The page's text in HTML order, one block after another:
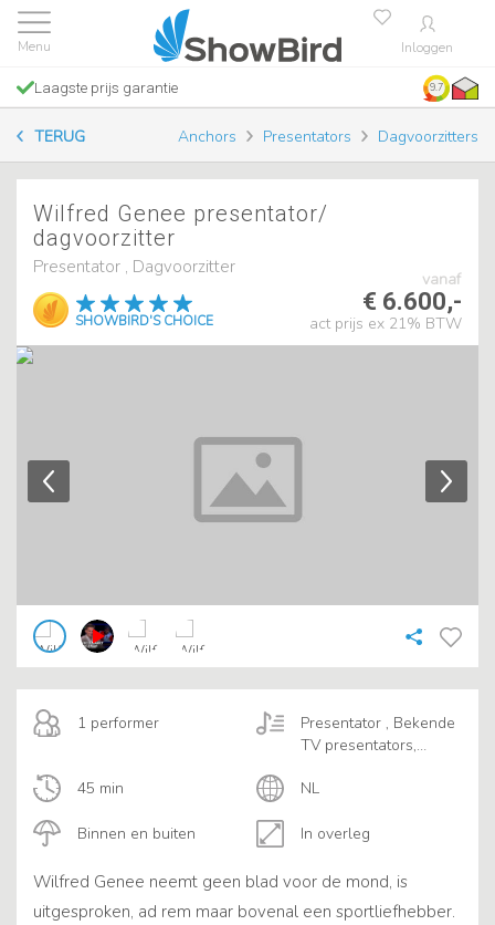
Inloggen
Laagste prijs garantie 9.7
TERUG Anchors Presentators Dagvoorzitters
Wilfred Genee presentator/
dagvoorzitter
Presentator , Dagvoorzitter
SHOWBIRD'S CHOICE
vanaf
€ 6.600,-
act prijs ex 21% BTW
1 performer
Binnen en buiten
Presentator , Bekende
TV presentators,
45 min
In overleg
NL
Wilfred Genee neemt geen blad voor de mond, is
uitgesproken, ad rem maar bovenal een sportliefhebber.